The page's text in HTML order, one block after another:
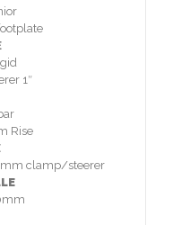
1″
Rise
clamp/steerer